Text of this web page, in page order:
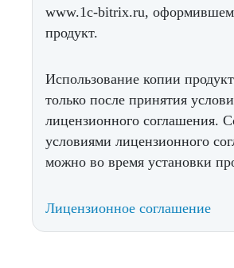
www.1c-bitrix.ru,
продукт.
Использование копии
только после принятия
лицензионного соглашения.
условиями лицензионного
можно во время установки
Лицензионное соглашение